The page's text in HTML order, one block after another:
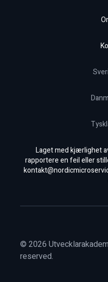
Laget med kjærlighet
rapportere en feil eller
© 2026
reserved.